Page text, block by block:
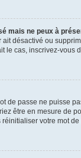
mais ne peux à
ait désactivé ou
le cas, inscrivez-vous
de passe ne puisse
être en mesure de
votre mot